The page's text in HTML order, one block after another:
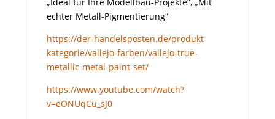
echter Metall-Pigmentierung“
https://der-handelsposten.de/produkt-
kategorie/vallejo-farben/vallejo-true-
metallic-metal-paint-set/
https://www.youtube.com/watch?
v=eONUqCu_sJ0